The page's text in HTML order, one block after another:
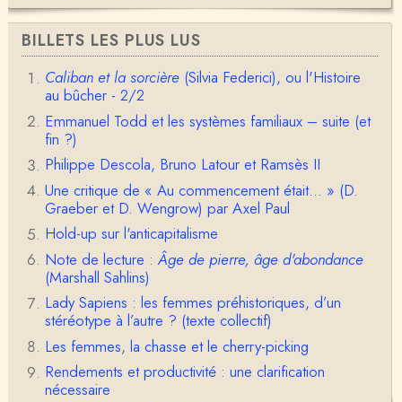
anne hebrard
Bonjour, peut-on trouver maintenant le manuscrit d'Al
ain Testart de 2009, souvent cité ?
Claude Julien
Bonjour Monsieur,Récent abonné à votre blog, je vi
ens de lire votre dernière publication, qui m’a be…
Anonymous
1° Le message subliminal est celui-ci: il y a un sché
ma évolutif des sociétés, avec des stades infér…
Olivier Anselm
Une nouvelle fois, cher Christophe Darmangeat, m
erci pour l'intelligence et le sens salutaire de…
Christophe Darmangeat
Déjà, je ne vois pas pourquoi le pénis compterait
moins que la peau ! ;-)Ensuite, je ne vois pas no…
Damian
BILLETS LES PLUS LUS
Caliban et la sorcière(Silvia Federici), ou l'Histoire
au bûcher - 2/2
Emmanuel Todd et les systèmes familiaux – suite (et
fin ?)
Philippe Descola, Bruno Latour et Ramsès II
Une critique de « Au commencement était... » (D.
Graeber et D. Wengrow) par Axel Paul
Hold-up sur l'anticapitalisme
Note de lecture :Âge de pierre, âge d'abondance
(Marshall Sahlins)
Lady Sapiens : les femmes préhistoriques, d’un
stéréotype à l’autre ? (texte collectif)
Les femmes, la chasse et le cherry-picking
Rendements et productivité : une clarification
nécessaire